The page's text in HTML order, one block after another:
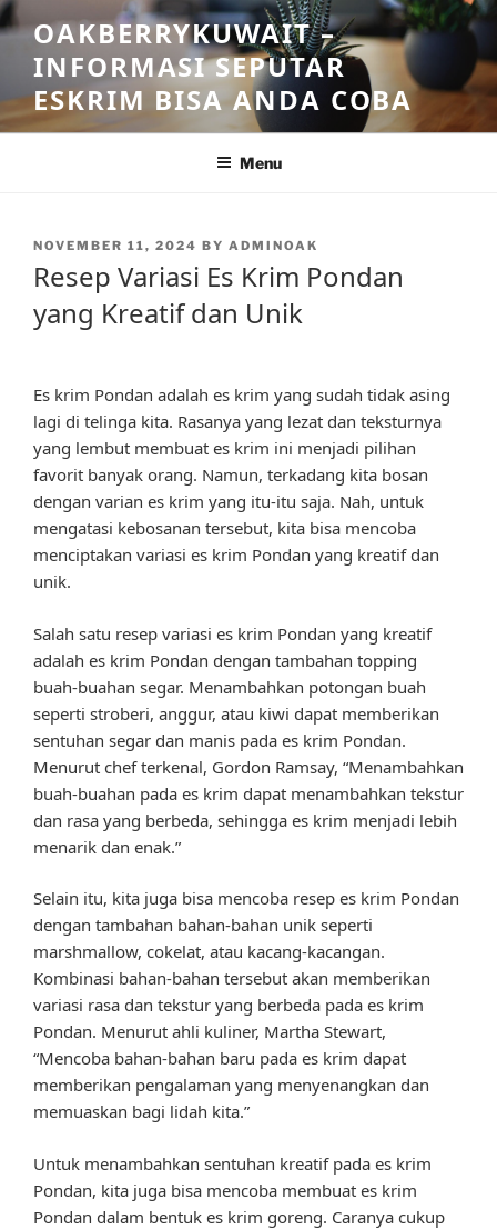
Skip
to
content
OAKBERRYKUWAIT –
INFORMASI SEPUTAR
ESKRIM BISA ANDA COBA
Menu
POSTED
NOVEMBER 11, 2024 BY ADMINOAK
Resep Variasi Es Krim Pondan
yang Kreatif dan Unik
Es krim Pondan adalah es krim yang sudah tidak asing
lagi di telinga kita. Rasanya yang lezat dan teksturnya
yang lembut membuat es krim ini menjadi pilihan
favorit banyak orang. Namun, terkadang kita bosan
dengan varian es krim yang itu-itu saja. Nah, untuk
mengatasi kebosanan tersebut, kita bisa mencoba
menciptakan variasi es krim Pondan yang kreatif dan
unik.
Salah satu resep variasi es krim Pondan yang kreatif
adalah es krim Pondan dengan tambahan topping
buah-buahan segar. Menambahkan potongan buah
seperti stroberi, anggur, atau kiwi dapat memberikan
sentuhan segar dan manis pada es krim Pondan.
Menurut chef terkenal, Gordon Ramsay, “Menambahkan
buah-buahan pada es krim dapat menambahkan tekstur
dan rasa yang berbeda, sehingga es krim menjadi lebih
menarik dan enak.”
Selain itu, kita juga bisa mencoba resep es krim Pondan
dengan tambahan bahan-bahan unik seperti
marshmallow, cokelat, atau kacang-kacangan.
Kombinasi bahan-bahan tersebut akan memberikan
variasi rasa dan tekstur yang berbeda pada es krim
Pondan. Menurut ahli kuliner, Martha Stewart,
“Mencoba bahan-bahan baru pada es krim dapat
memberikan pengalaman yang menyenangkan dan
memuaskan bagi lidah kita.”
Untuk menambahkan sentuhan kreatif pada es krim
Pondan, kita juga bisa mencoba membuat es krim
Pondan dalam bentuk es krim goreng. Caranya cukup